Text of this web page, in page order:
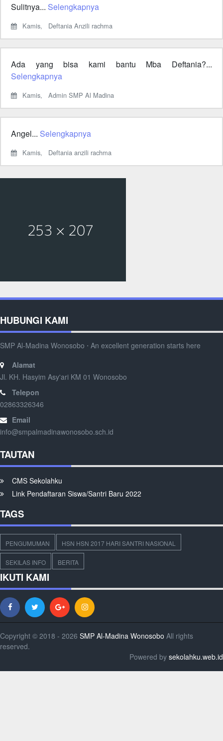
Sulitnya... Selengkapnya
Kamis, Deftania Anzili rachma
Ada yang bisa kami bantu Mba Deftania?...
Selengkapnya
Kamis, Admin SMP Al Madina
Angel... Selengkapnya
Kamis, Deftania anzili rachma
HUBUNGI KAMI
SMP Al-Madina Wonosobo ⋅ An excellent generation starts here
Alamat
Jl. KH. Hasyim Asy'ari KM 01 Wonosobo
Telepon
02863326346
Email
info@smpalmadinawonosobo.sch.id
TAUTAN
CMS Sekolahku
Link Pendaftaran Siswa/Santri Baru 2022
TAGS
PENGUMUMAN HSN HSN 2017 HARI SANTRI NASIONAL
SEKILAS INFO BERITA
IKUTI KAMI
Copyright © 2018 - 2026 SMP Al-Madina Wonosobo All rights
reserved.
Powered by sekolahku.web.id